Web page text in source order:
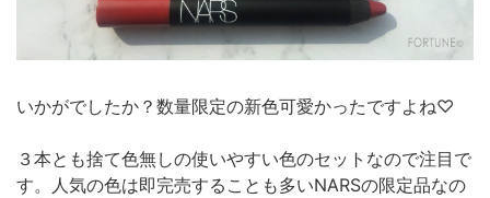
いかがでしたか？数量限定の新色可愛かったですよね♡
３本とも捨て色無しの使いやすい色のセットなので注目で
す。人気の色は即完売することも多いNARSの限定品なの